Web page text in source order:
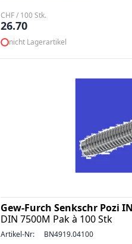
CHF / 100 Stk.
26.70
nicht Lagerartikel
Gew-Furch Senkschr Pozi
DIN 7500M Pak à 100 Stk
Artikel-Nr: BN4919.04100